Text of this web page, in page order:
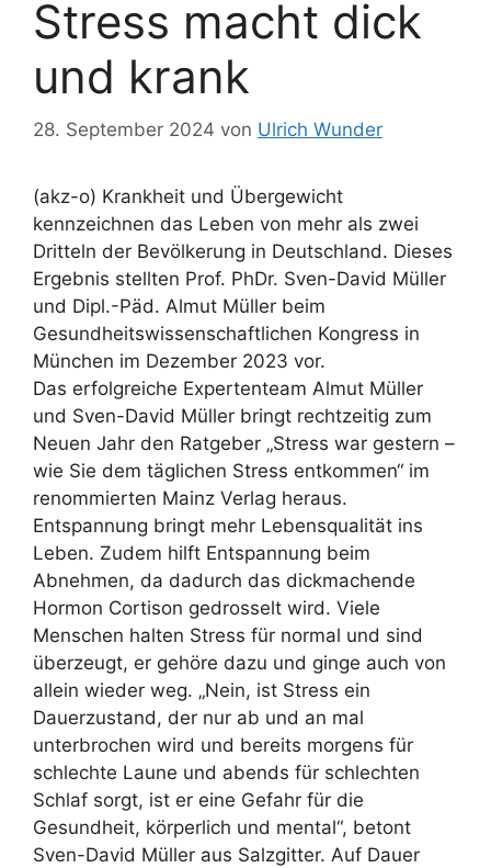
Stress macht dick
und krank
28. September 2024 von Ulrich Wunder
(akz-o) Krankheit und Übergewicht
kennzeichnen das Leben von mehr als zwei
Dritteln der Bevölkerung in Deutschland. Dieses
Ergebnis stellten Prof. PhDr. Sven-David Müller
und Dipl.-Päd. Almut Müller beim
Gesundheitswissenschaftlichen Kongress in
München im Dezember 2023 vor.
Das erfolgreiche Expertenteam Almut Müller
und Sven-David Müller bringt rechtzeitig zum
Neuen Jahr den Ratgeber „Stress war gestern –
wie Sie dem täglichen Stress entkommen“ im
renommierten Mainz Verlag heraus.
Entspannung bringt mehr Lebensqualität ins
Leben. Zudem hilft Entspannung beim
Abnehmen, da dadurch das dickmachende
Hormon Cortison gedrosselt wird. Viele
Menschen halten Stress für normal und sind
überzeugt, er gehöre dazu und ginge auch von
allein wieder weg. „Nein, ist Stress ein
Dauerzustand, der nur ab und an mal
unterbrochen wird und bereits morgens für
schlechte Laune und abends für schlechten
Schlaf sorgt, ist er eine Gefahr für die
Gesundheit, körperlich und mental“, betont
Sven-David Müller aus Salzgitter. Auf Dauer